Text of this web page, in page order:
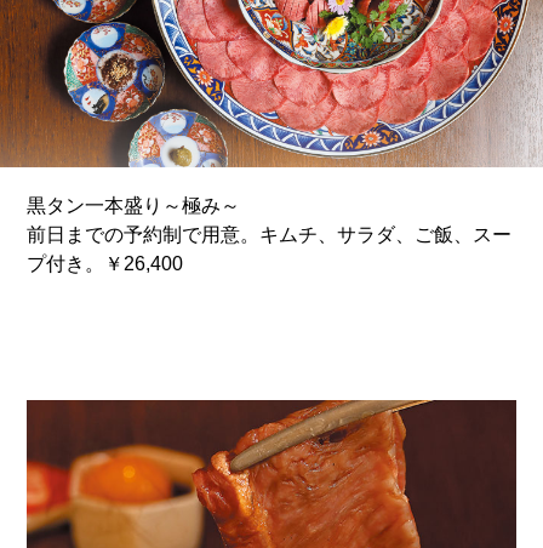
黒タン一本盛り～極み～
前日までの予約制で用意。キムチ、サラダ、ご飯、スー
プ付き。￥26,400